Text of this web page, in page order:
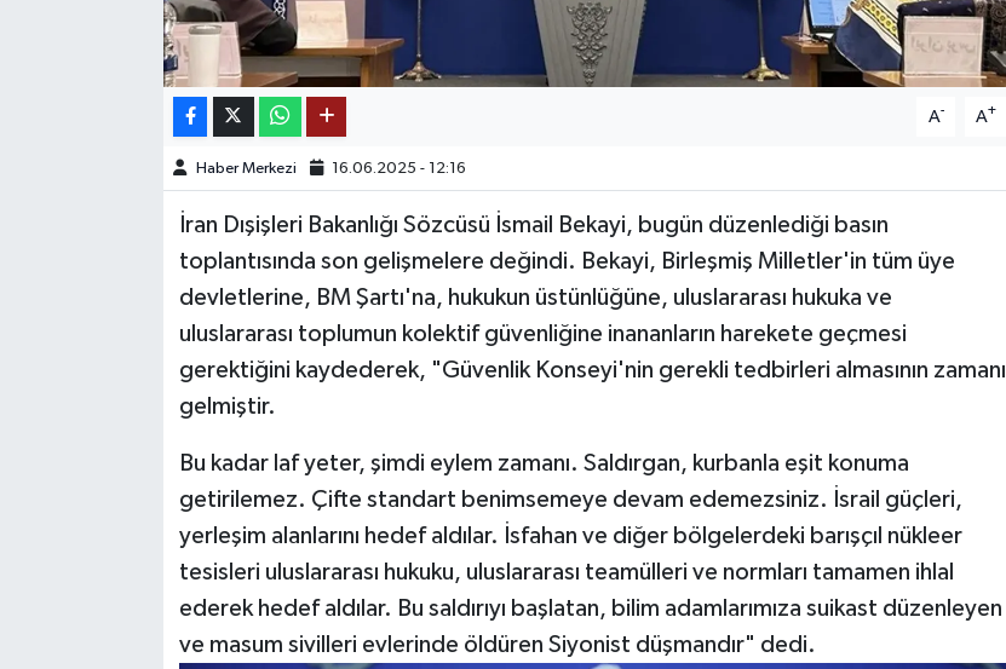
A- A+
Haber Merkezi 16.06.2025 - 12:16
İran Dışişleri Bakanlığı Sözcüsü İsmail Bekayi, bugün düzenlediği basın
toplantısında son gelişmelere değindi. Bekayi, Birleşmiş Milletler'in tüm üye
devletlerine, BM Şartı'na, hukukun üstünlüğüne, uluslararası hukuka ve
uluslararası toplumun kolektif güvenliğine inananların harekete geçmesi
gerektiğini kaydederek, "Güvenlik Konseyi'nin gerekli tedbirleri almasının zamanı
gelmiştir.
Bu kadar laf yeter, şimdi eylem zamanı. Saldırgan, kurbanla eşit konuma
getirilemez. Çifte standart benimsemeye devam edemezsiniz. İsrail güçleri,
yerleşim alanlarını hedef aldılar. İsfahan ve diğer bölgelerdeki barışçıl nükleer
tesisleri uluslararası hukuku, uluslararası teamülleri ve normları tamamen ihlal
ederek hedef aldılar. Bu saldırıyı başlatan, bilim adamlarımıza suikast düzenleyen
ve masum sivilleri evlerinde öldüren Siyonist düşmandır" dedi.
KÜLTÜR SANAT